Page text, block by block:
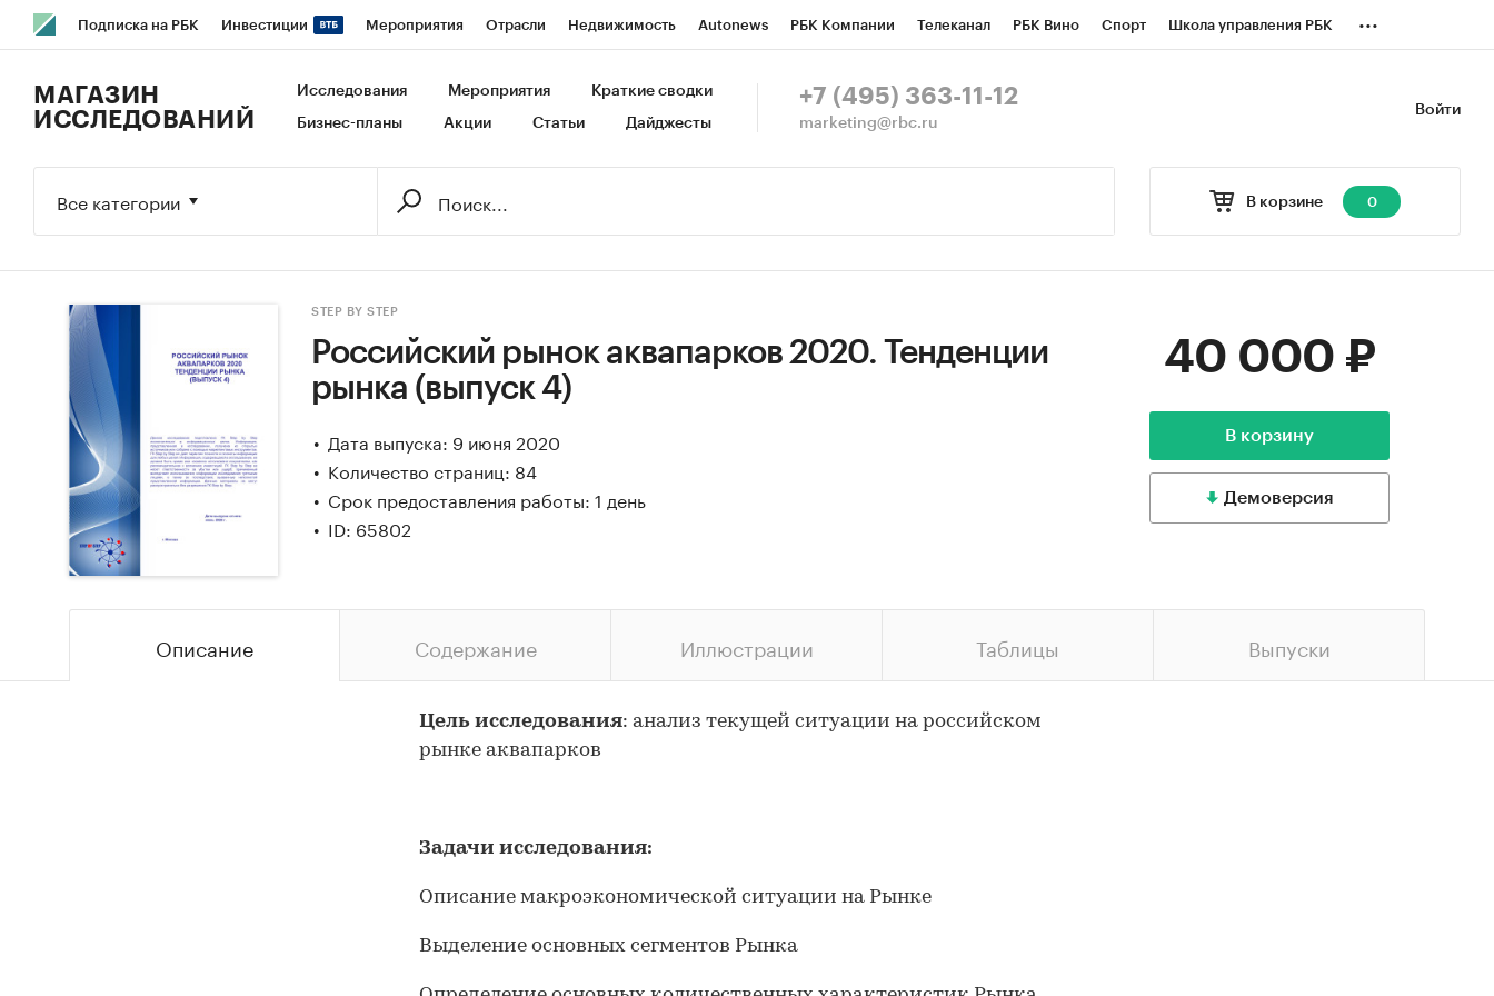
Подписка на РБК Инвестиции Мероприятия Отрасли Недвижимость Autonews РБК Компании Телеканал РБК Вино Спорт Школа управления РБК
Исследования Кредитные рейтинги Франшизы Газета Спецпроекты СПб Конференции СПб Спецпроекты
...
Войти
МАГАЗИН
ИССЛЕДОВАНИЙ
Исследования Мероприятия Краткие сводки
Бизнес-планы Акции Статьи Дайджесты
+7 (495) 363-11-12
marketing@rbc.ru
В корзине 0
Все категории
STEP BY STEP
Российский рынок аквапарков 2020. Тенденции
рынка (выпуск 4)
Дата выпуска: 9 июня 2020
Количество страниц: 84
Срок предоставления работы: 1 день
ID: 65802
40 000 ₽
В корзину
Демоверсия
Описание Содержание Иллюстрации Таблицы Выпуски
Цель исследования: анализ текущей ситуации на российском
рынке аквапарков
Задачи исследования:
Описание макроэкономической ситуации на Рынке
Выделение основных сегментов Рынка